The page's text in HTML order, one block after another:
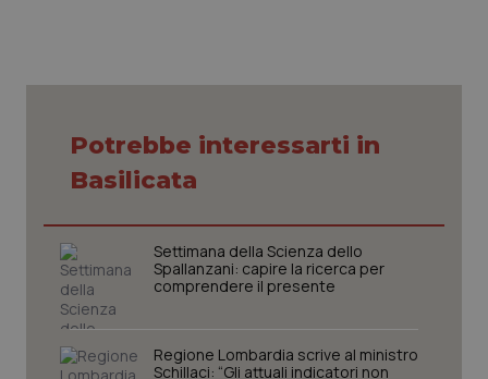
Sardegna
Toscana
Umbria
Malattia di Crohn & Rettocolite Ulcerosa
Obesità
Oftalmologia
Potrebbe interessarti in
Basilicata
Settimana della Scienza dello
Spallanzani: capire la ricerca per
comprendere il presente
Regione Lombardia scrive al ministro
Schillaci: “Gli attuali indicatori non